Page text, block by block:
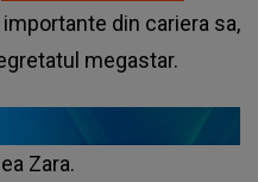
din cariera sa,
megastar.
Zara.